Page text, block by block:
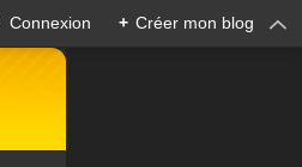
Connexion + Créer mon blog